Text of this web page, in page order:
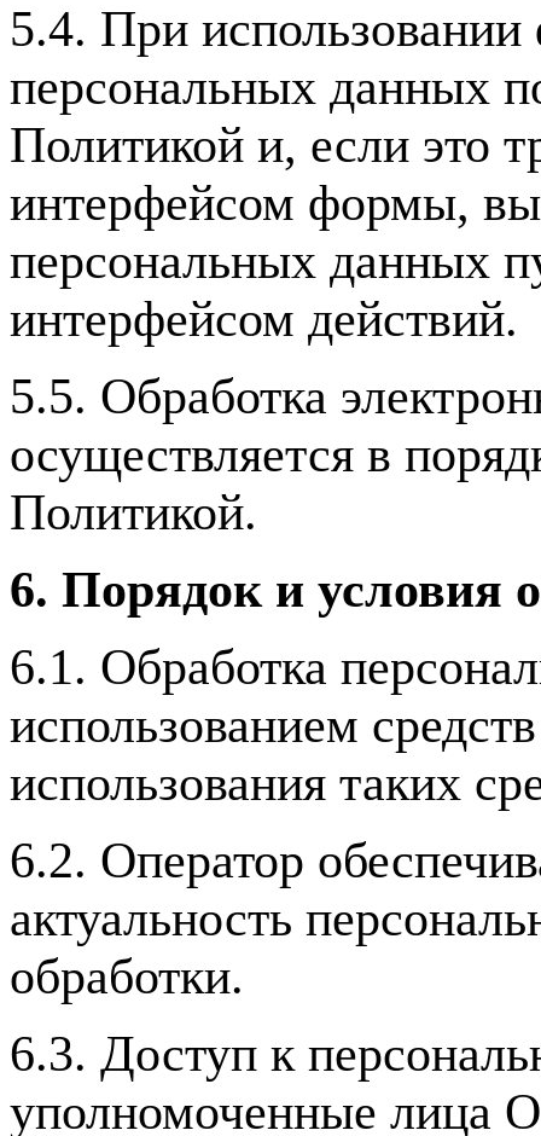
5.4. При
персональных данных
Политикой и, если это
интерфейсом формы,
персональных данных
интерфейсом действий.
5.5. Обработка
осуществляется в
Политикой.
6. Порядок и условия
6.1. Обработка
использованием
использования таких
6.2. Оператор
актуальность
обработки.
6.3. Доступ к
уполномоченные лица